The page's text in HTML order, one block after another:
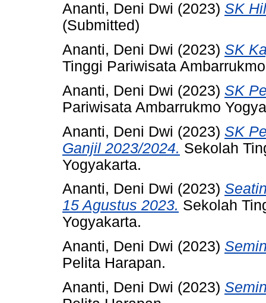
Ananti, Deni Dwi (2023) SK
(Submitted)
Ananti, Deni Dwi (2023) SK
Tinggi Pariwisata
Ananti, Deni Dwi (2023) SK
Pariwisata Ambarrukmo
Ananti, Deni Dwi (2023) SK
Ganjil 2023/2024. Sekolah
Yogyakarta.
Ananti, Deni Dwi (2023)
15 Agustus 2023. Sekolah
Yogyakarta.
Ananti, Deni Dwi (2023)
Pelita Harapan.
Ananti, Deni Dwi (2023)